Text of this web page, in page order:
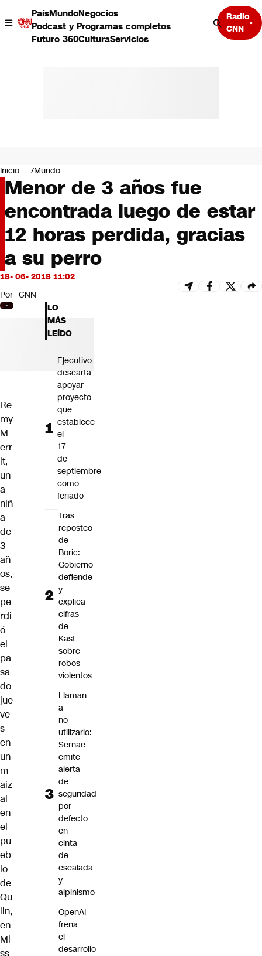
PaísMundoNegocios
Podcast y Programas completos
Futuro 360CulturaServicios
Radio
CNN
Negocios
Deportes
Programas completos
Cultura
Servicios
Bits
CNN tiempo
Futuro 360
Inicio Mundo
Menor de 3 años fue
encontrada luego de estar
12 horas perdida, gracias
a su perro
18- 06- 2018 11:02
Por CNN
Re
my
M
err
it,
un
a
niñ
a
de
3
añ
os,
se
pe
rdi
ó
el
pa
sa
do
jue
ve
s
en
un
m
aiz
al
en
el
pu
eb
lo
de
Qu
lin,
en
Mi
ss
LO
MÁS
LEÍDO
Ejecutivo
descarta
apoyar
proyecto
que
establece
el
17
de
septiembre
como
feriado
Tras
reposteo
de
Boric:
Gobierno
defiende
y
explica
cifras
de
Kast
sobre
robos
violentos
Llaman
a
no
utilizarlo:
Sernac
emite
alerta
de
seguridad
por
defecto
en
cinta
de
escalada
y
alpinismo
OpenAI
frena
el
desarrollo